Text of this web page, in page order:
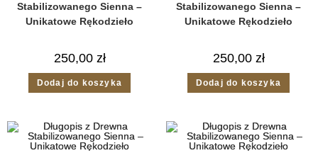
Stabilizowanego Sienna –
Unikatowe Rękodzieło
250,00 zł
Dodaj do koszyka
Stabilizowanego Sienna –
Unikatowe Rękodzieło
250,00 zł
Dodaj do koszyka